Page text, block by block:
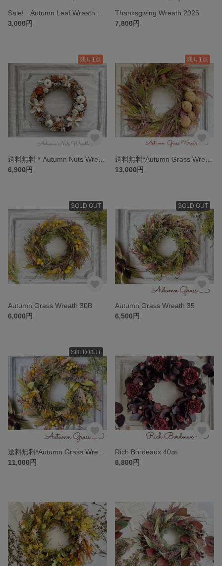
3,000円
Thanksgiving Wreath 2025
7,800円
残り1点
6,900円
残り1点
13,000円
SOLD OUT
Autumn Grass Wreath 30B
6,000円
SOLD OUT
Autumn Grass Wreath 35
6,500円
SOLD OUT
11,000円
Rich Bordeaux 40㎝
8,800円